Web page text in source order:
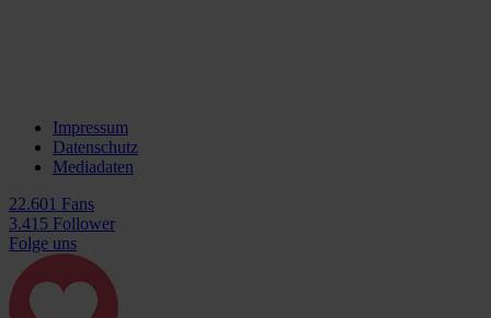
Impressum
Datenschutz
Mediadaten
22.601 Fans
3.415 Follower
Folge uns